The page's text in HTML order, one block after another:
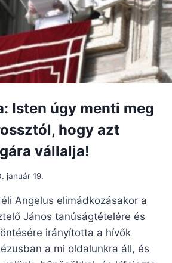
Isten úgy menti meg
hogy azt
vállalja!
január 19.
Angelus elimádkozásakor a
János tanúságtételére és
irányította a hívők
a mi oldalunkra áll, és